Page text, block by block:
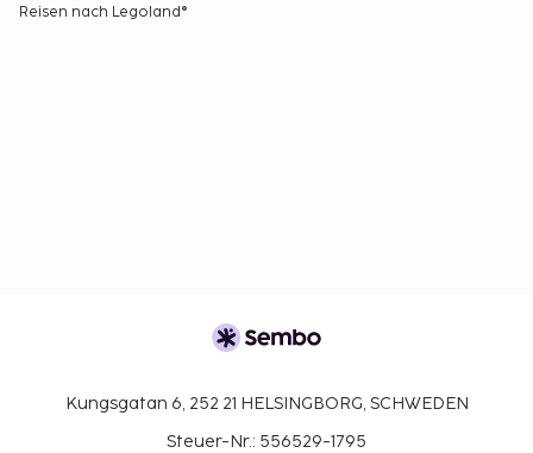
Reisen nach Legoland®
Kungsgatan 6, 252 21 HELSINGBORG, SCHWEDEN
Steuer-Nr.: 556529-1795